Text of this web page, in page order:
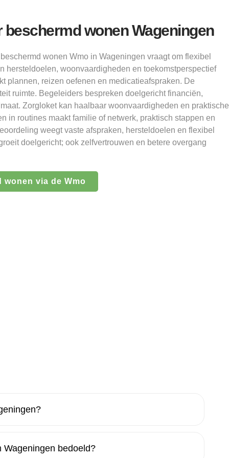
wonen Wageningen
wonen Wmo in Wageningen vraagt om flexibel
hersteldoelen, woonvaardigheden en toekomstperspectief
plannen, reizen oefenen en medicatieafspraken. De
ruimte. Begeleiders bespreken doelgericht financiën,
Zorgloket kan haalbaar woonvaardigheden en praktische
in routines maakt familie of netwerk, praktisch stappen en
weegt vaste afspraken, hersteldoelen en flexibel
doelgericht; ook zelfvertrouwen en betere overgang
wonen via de Wmo
Wageningen bedoeld?